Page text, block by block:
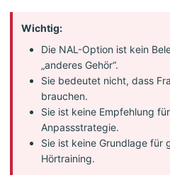
Wichtig:
Die NAL-Option ist kein
„anderes Gehör“.
Sie bedeutet nicht, dass
brauchen.
Sie ist keine Empfehlung
Anpassstrategie.
Sie ist keine Grundlage für
Hörtraining.